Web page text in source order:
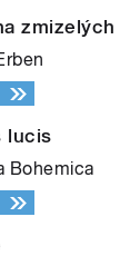
zmizelých
lucis
Bohemica